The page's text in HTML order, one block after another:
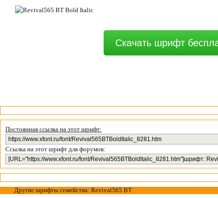
Скачать шрифт
Постоянная ссылка на этот шрифт:
Ссылка на этот шрифт для форумов:
Другие шрифты семейства: Revival565 BT